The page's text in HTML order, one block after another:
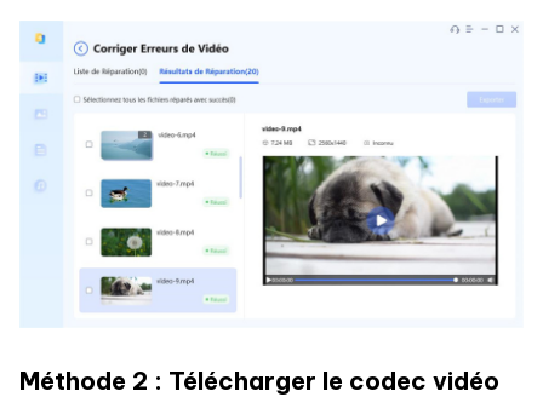
Méthode 2 : Télécharger le codec vidéo